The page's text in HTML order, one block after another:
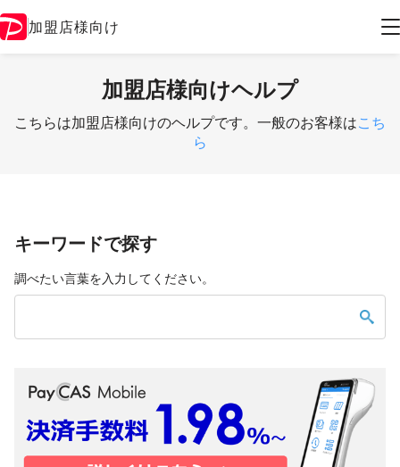
加盟店様向け
加盟店様向けヘルプ
こちらは加盟店様向けのヘルプです。一般のお客様はこち
ら
キーワードで探す
調べたい言葉を入力してください。